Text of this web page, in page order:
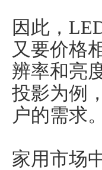
因此，
又要价格
辨率和亮
投影为例
户的需求。
家用市场